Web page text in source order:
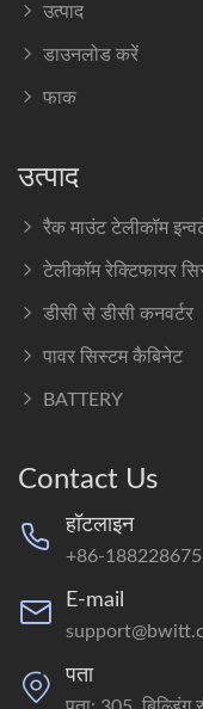
उत्पाद
डाउनलोड करें
फाक
उत्पाद
रैक माउंट टेलीकॉम
टेलीकॉम रेक्टिफायर
डीसी से डीसी कनवर्टर
पावर सिस्टम कैबिनेट
BATTERY
Contact Us
हॉटलाइन
+86-
E-mail
पता